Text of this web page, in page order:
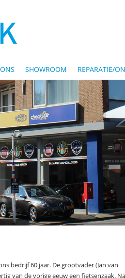
SHOWROOM REPARATIE/
bedrijf 60 jaar. De grootvader (Jan van
van de vorige eeuw een fietsenzaak.